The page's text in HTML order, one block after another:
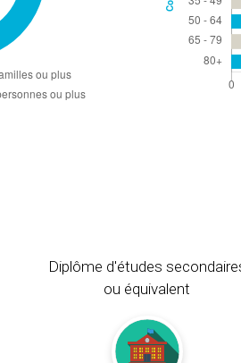
Diplôme d'études
ou équivalent